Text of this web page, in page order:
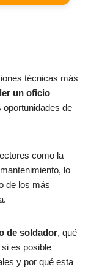
técnicas más
un oficio
oportunidades de
como la
lo
de los más
de soldador, qué
es posible
y por qué esta